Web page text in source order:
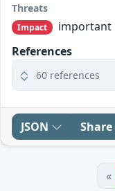
Threats
Impact
important
References
60 references
JSON Share
«